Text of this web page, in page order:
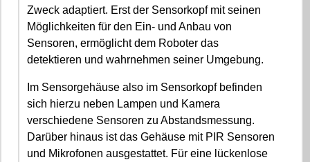
Zweck adaptiert. Erst der Sensorkopf mit seinen
Möglichkeiten für den Ein- und Anbau von
Sensoren, ermöglicht dem Roboter das
detektieren und wahrnehmen seiner Umgebung.
Im Sensorgehäuse also im Sensorkopf befinden
sich hierzu neben Lampen und Kamera
verschiedene Sensoren zu Abstandsmessung.
Darüber hinaus ist das Gehäuse mit PIR Sensoren
und Mikrofonen ausgestattet. Für eine lückenlose